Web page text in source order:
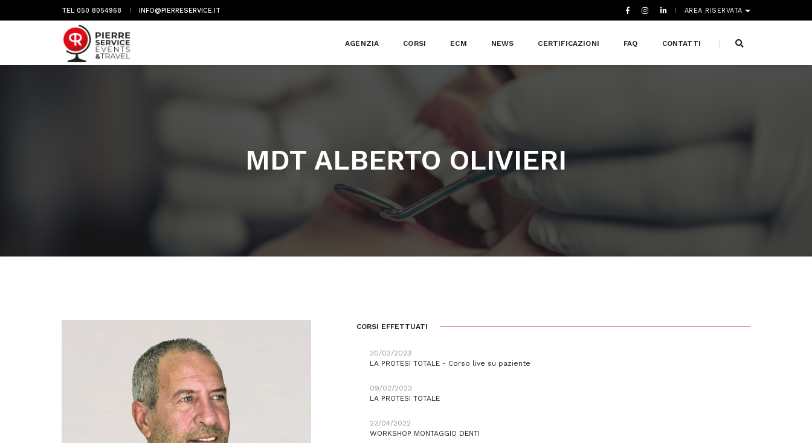
TEL 050 8054968 INFO@PIERRESERVICE.IT AREA RISERVATA
AGENZIA CORSI ECM NEWS CERTIFICAZIONI FAQ CONTATTI
MDT ALBERTO OLIVIERI
CORSI EFFETTUATI
30/03/2023
LA PROTESI TOTALE - Corso live su paziente
09/02/2023
LA PROTESI TOTALE
22/04/2022
WORKSHOP MONTAGGIO DENTI